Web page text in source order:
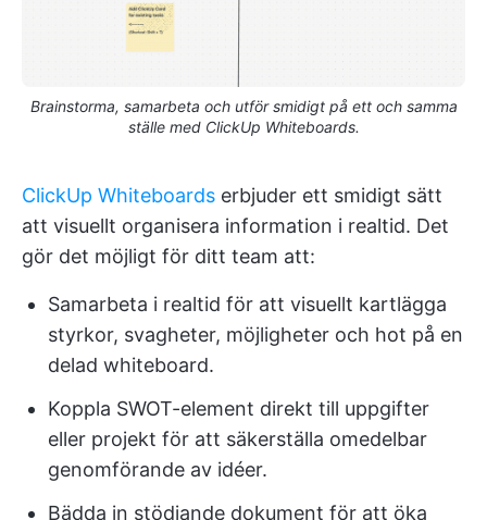
Brainstorma, samarbeta och utför smidigt på ett och samma
ställe med ClickUp Whiteboards.
ClickUp Whiteboards erbjuder ett smidigt sätt
att visuellt organisera information i realtid. Det
gör det möjligt för ditt team att:
Samarbeta i realtid för att visuellt kartlägga
styrkor, svagheter, möjligheter och hot på en
delad whiteboard.
Koppla SWOT-element direkt till uppgifter
eller projekt för att säkerställa omedelbar
genomförande av idéer.
Bädda in stödjande dokument för att öka